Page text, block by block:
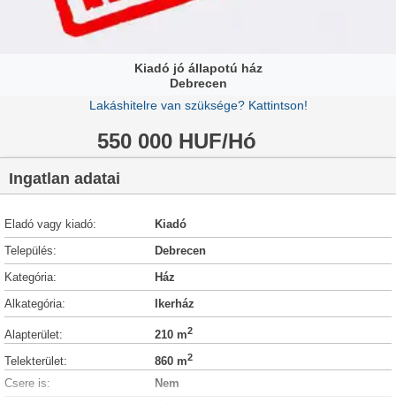
Kiadó jó állapotú ház
Debrecen
Lakáshitelre van szüksége? Kattintson!
550 000 HUF/Hó
Ingatlan adatai
Eladó vagy kiadó:
Kiadó
Település:
Debrecen
Kategória:
Ház
Alkategória:
Ikerház
Alapterület: 210 m2
Telekterület: 860 m2
Csere is:
Nem